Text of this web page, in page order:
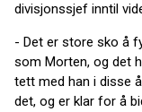
divisjonssjef inntil
- Det er store sko å
som Morten, og det
tett med han i disse
det, og er klar for å